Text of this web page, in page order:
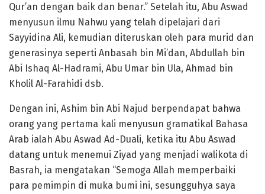
Qur’an dengan baik dan benar.” Setelah itu, Abu Aswad
menyusun ilmu Nahwu yang telah dipelajari dari
Sayyidina Ali, kemudian diteruskan oleh para murid dan
generasinya seperti Anbasah bin Mi’dan, Abdullah bin
Abi Ishaq Al-Hadrami, Abu Umar bin Ula, Ahmad bin
Kholil Al-Farahidi dsb.
Dengan ini, Ashim bin Abi Najud berpendapat bahwa
orang yang pertama kali menyusun gramatikal Bahasa
Arab ialah Abu Aswad Ad-Duali, ketika itu Abu Aswad
datang untuk menemui Ziyad yang menjadi walikota di
Basrah, ia mengatakan “Semoga Allah memperbaiki
para pemimpin di muka bumi ini, sesungguhya saya